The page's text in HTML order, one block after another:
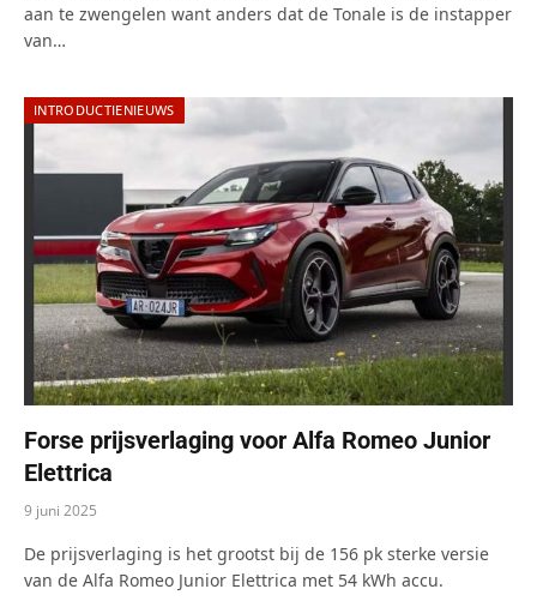
aan te zwengelen want anders dat de Tonale is de instapper
van…
INTRODUCTIENIEUWS
Forse prijsverlaging voor Alfa Romeo Junior
Elettrica
9 juni 2025
De prijsverlaging is het grootst bij de 156 pk sterke versie
van de Alfa Romeo Junior Elettrica met 54 kWh accu.